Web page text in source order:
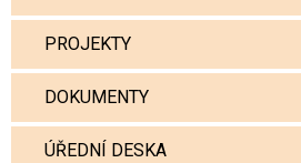
PROJEKTY
DOKUMENTY
ÚŘEDNÍ DESKA